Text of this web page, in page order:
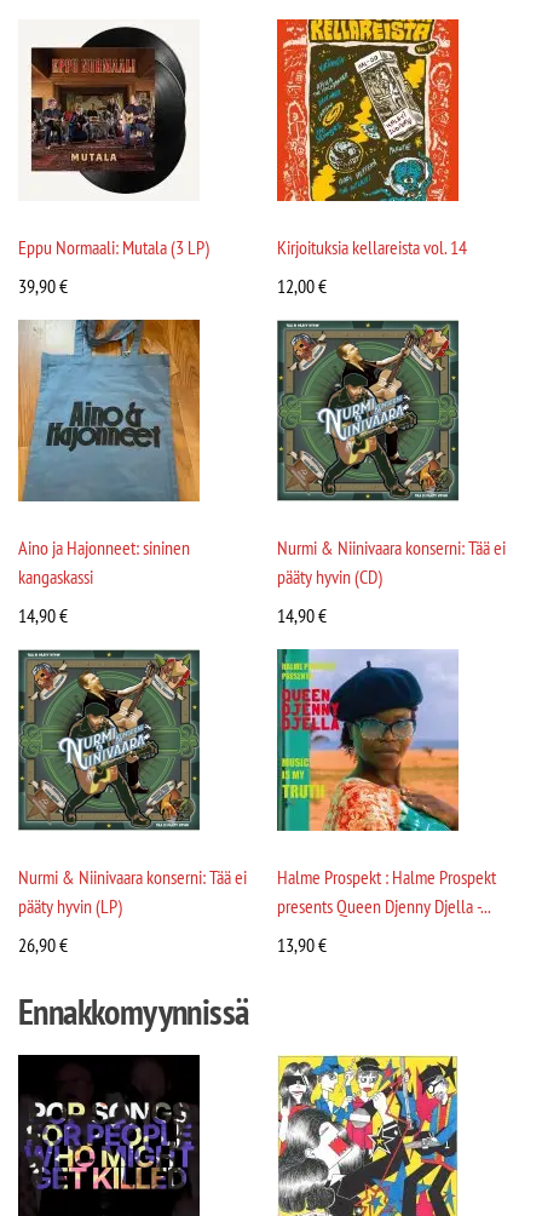
Eppu Normaali: Mutala (3 LP)
39,90€
Kirjoituksia kellareista vol. 14
12,00€
Aino ja Hajonneet: sininen
kangaskassi
14,90€
Nurmi & Niinivaara konserni: Tää ei
pääty hyvin (CD)
14,90€
Nurmi & Niinivaara konserni: Tää ei
pääty hyvin (LP)
26,90€
Halme Prospekt : Halme Prospekt
presents Queen Djenny Djella -...
13,90€
Ennakkomyynnissä